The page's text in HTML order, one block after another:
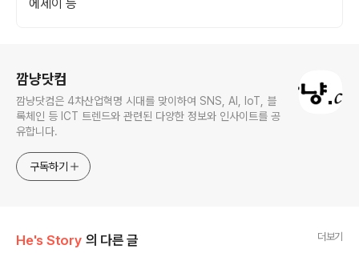
에세이 등
깜냥닷컴
깜냥닷컴은 4차산업혁명 시대를 맞이하여 SNS, AI, IoT, 블
록체인 등 ICT 트렌드와 관련된 다양한 정보와 인사이트를 공
유합니다.
구독하기
He's Story 의 다른 글 더보기